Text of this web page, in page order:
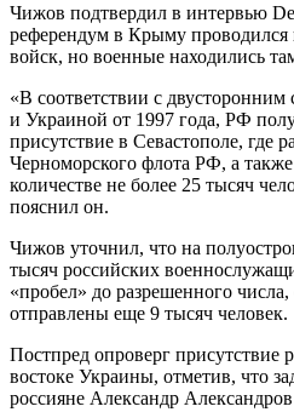
Чижов подтвердил в интервью
референдум в Крыму проводился
войск, но военные находились
«В соответствии с
и Украиной от 1997 года, РФ
присутствие в Севастополе, где
Черноморского флота РФ, а
количестве не более 25 тысяч
пояснил он.
Чижов уточнил, что на
тысяч российских
«пробел» до разрешенного
отправлены еще 9 тысяч человек.
Постпред опроверг присутствие
востоке Украины, отметив, что
россияне Александр